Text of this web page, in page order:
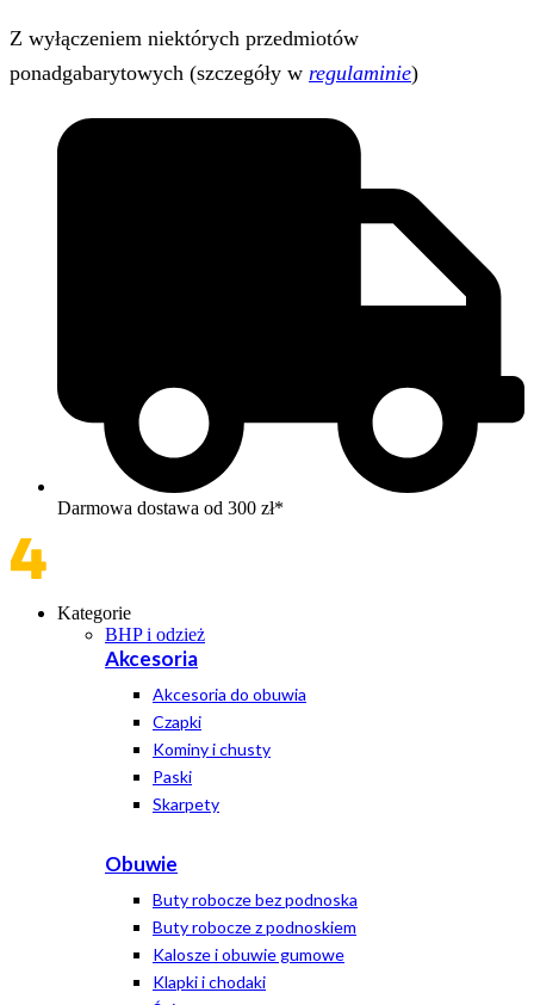
Z wyłączeniem niektórych przedmiotów
ponadgabarytowych (szczegóły w regulaminie)
Darmowa dostawa od 300 zł*
Kategorie
BHP i odzież
Akcesoria
Akcesoria do obuwia
Czapki
Kominy i chusty
Paski
Skarpety
Obuwie
Buty robocze bez podnoska
Buty robocze z podnoskiem
Kalosze i obuwie gumowe
Klapki i chodaki